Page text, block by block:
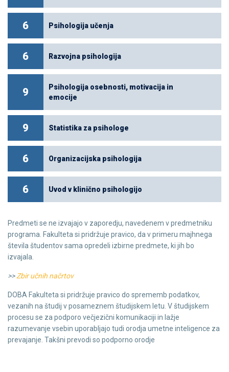
6 Psihologija učenja
6 Razvojna psihologija
9
Psihologija osebnosti, motivacija in
emocije
9 Statistika za psihologe
6 Organizacijska psihologija
6 Uvod v klinično psihologijo
Predmeti se ne izvajajo v zaporedju, navedenem v predmetniku
programa. Fakulteta si pridržuje pravico, da v primeru majhnega
števila študentov sama opredeli izbirne predmete, ki jih bo
izvajala.
>>Zbir učnih načrtov
DOBA Fakulteta si pridržuje pravico do sprememb podatkov,
vezanih na študij v posameznem študijskem letu. V študijskem
procesu se za podporo večjezični komunikaciji in lažje
razumevanje vsebin uporabljajo tudi orodja umetne inteligence za
prevajanje. Takšni prevodi so podporno orodje